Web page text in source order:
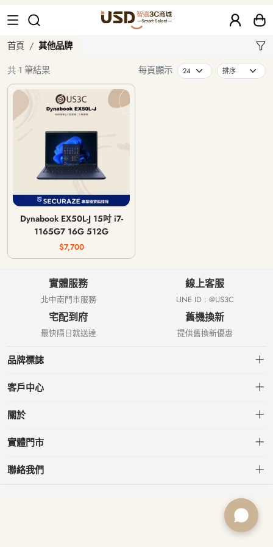
其他品牌
首頁
其他品牌
共 1 筆結果
每頁顯示
Dynabook EX50L-J 15吋 i7-
1165G7 16G 512G
$7,700
實體服務
北中南門市服務
線上客服
LINE ID : @US3C
宅配到府
最快隔日就送達
舊機換新
提供舊換新優惠
品牌標誌
客戶中心
會員中心
關於
關於US3C
實體門市
台北小南門店
台北南港店
聯絡我們